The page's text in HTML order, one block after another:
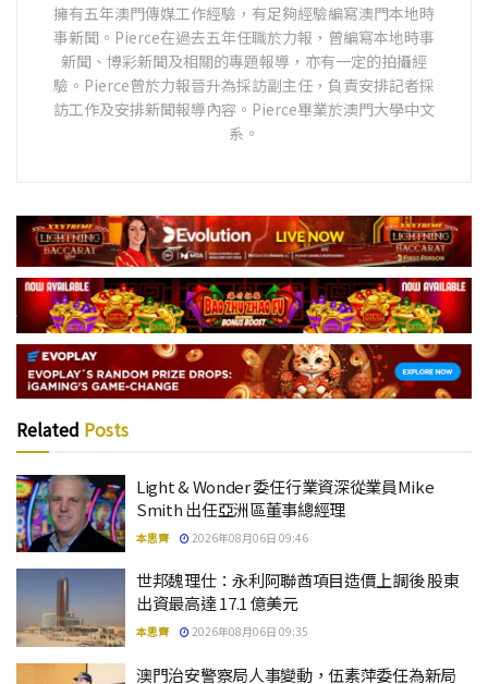
擁有五年澳門傳媒工作經驗，有足夠經驗編寫澳門本地時
事新聞。Pierce在過去五年任職於力報，曾編寫本地時事
新聞、博彩新聞及相關的專題報導，亦有一定的拍攝經
驗。Pierce曾於力報晉升為採訪副主任，負責安排記者採
訪工作及安排新聞報導內容。Pierce畢業於澳門大學中文
系。
Related Posts
Light & Wonder 委任行業資深從業員Mike
Smith 出任亞洲區董事總經理
本思齊 2026年08月06日 09:46
世邦魏理仕：永利阿聯酋項目造價上調後 股東
出資最高達 17.1 億美元
本思齊 2026年08月06日 09:35
澳門治安警察局人事變動，伍素萍委任為新局